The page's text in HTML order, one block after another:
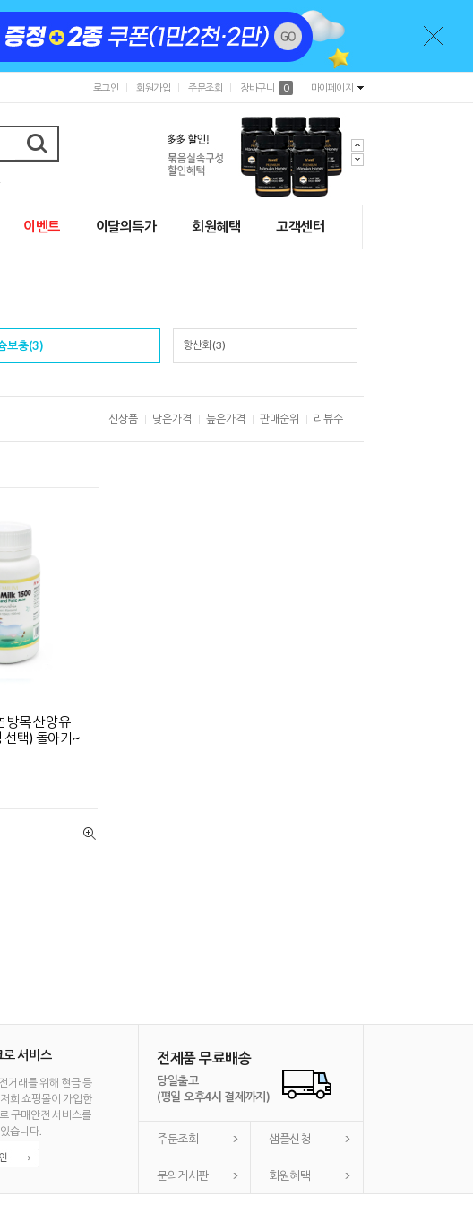
로그인 회원가입 주문조회 장바구니 0 마이페이지
이벤트 이달의특가 회원혜택 고객센터
보충(3) 항산화(3)
신상품 낮은가격 높은가격 판매순위 리뷰수
방목 산양유
택) 돌아기~
서비스
거래를 위해 현금 등
희 쇼핑몰이 가입한
구매안전 서비스를
습니다.
전제품 무료배송
당일출고
(평일 오후4시 결제까지)
주문조회 샘플신청
문의게시판 회원혜택